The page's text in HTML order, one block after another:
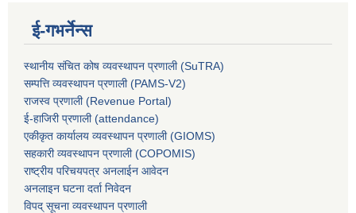
ई-गभर्नेन्स
स्थानीय संचित कोष व्यवस्थापन प्रणाली (SuTRA)
सम्पत्ति व्यवस्थापन प्रणाली (PAMS-V2)
राजस्व प्रणाली (Revenue Portal)
ई-हाजिरी प्रणाली (attendance)
एकीकृत कार्यालय व्यवस्थापन प्रणाली (GIOMS)
सहकारी व्यवस्थापन प्रणाली (COPOMIS)
राष्ट्रीय परिचयपत्र अनलाईन आवेदन
अनलाइन घटना दर्ता निवेदन
विपद् सूचना व्यवस्थापन प्रणाली